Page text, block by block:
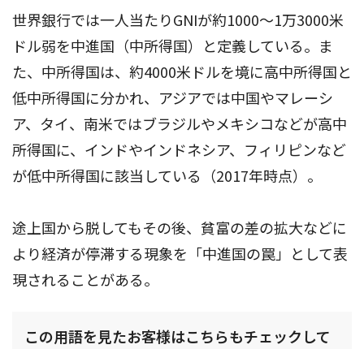
世界銀行では一人当たりGNIが約1000～1万3000米
ドル弱を中進国（中所得国）と定義している。ま
た、中所得国は、約4000米ドルを境に高中所得国と
低中所得国に分かれ、アジアでは中国やマレーシ
ア、タイ、南米ではブラジルやメキシコなどが高中
所得国に、インドやインドネシア、フィリピンなど
が低中所得国に該当している（2017年時点）。
途上国から脱してもその後、貧富の差の拡大などに
より経済が停滞する現象を「中進国の罠」として表
現されることがある。
この用語を見たお客様はこちらもチェックして